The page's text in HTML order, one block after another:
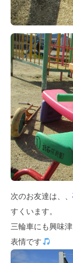
次のお友達は、、
すくいます。
三輪車にも興味
表情です